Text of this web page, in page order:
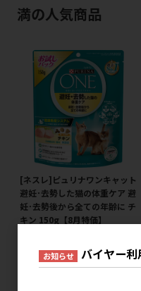
満の人気商品
[ネスレ]ピュリナワンキャット
避妊･去勢した猫の体重ケア 避
妊･去勢後から全ての年齢に チ
キン 150g【8月特価】
242円
お知らせ バイヤー